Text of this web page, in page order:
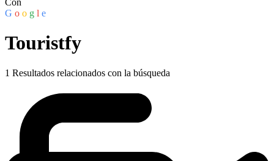
G o o g l e
Touristfy
1 Resultados relacionados con la búsqueda